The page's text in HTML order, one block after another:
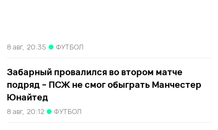
8 авг, 20:35 ФУТБОЛ
Забарный провалился во втором матче
подряд – ПСЖ не смог обыграть Манчестер
Юнайтед
8 авг, 20:12 ФУТБОЛ